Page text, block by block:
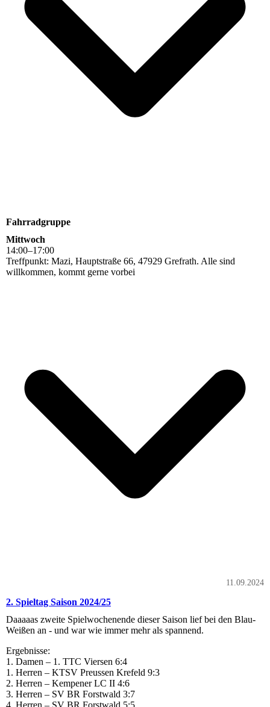
Fahrradgruppe
Mittwoch
14:00–17:00
Treffpunkt: Mazi, Hauptstraße 66, 47929 Grefrath. Alle sind
willkommen, kommt gerne vorbei
11.09.2024
2. Spieltag Saison 2024/25
Daaaaas zweite Spielwochenende dieser Saison lief bei den Blau-
Weißen an - und war wie immer mehr als spannend.
Ergebnisse:
1. Damen – 1. TTC Viersen 6:4
1. Herren – KTSV Preussen Krefeld 9:3
2. Herren – Kempener LC II 4:6
3. Herren – SV BR Forstwald 3:7
4. Herren – SV BR Forstwald 5:5